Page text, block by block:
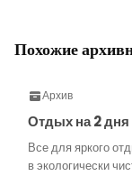
Похожие
Архив
Отдых на 2 дня
Все для яркого
в экологически